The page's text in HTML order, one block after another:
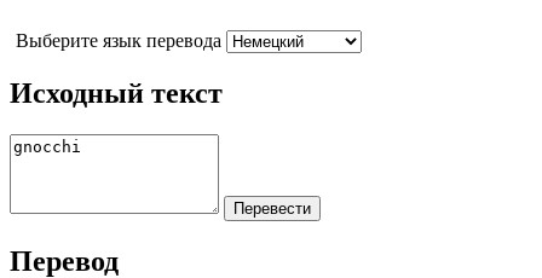
Выберите язык перевода
Исходный текст
Перевод